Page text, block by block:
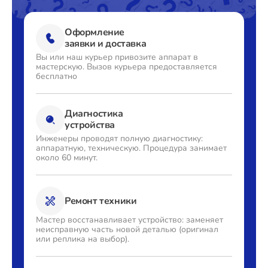
Оформление
заявки и доставка
Вы или наш курьер привозите аппарат в
мастерскую. Вызов курьера предоставляется
бесплатно
Диагностика
устройства
Инженеры проводят полную диагностику:
аппаратную, техническую. Процедура занимает
около 60 минут.
Ремонт техники
Мастер восстанавливает устройство: заменяет
неисправную часть новой деталью (оригинал
или реплика на выбор).